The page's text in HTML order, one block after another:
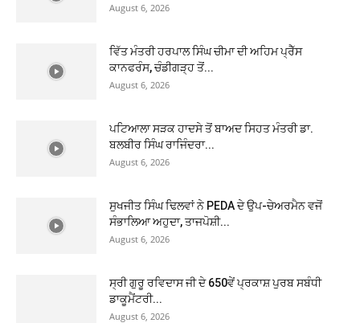
August 6, 2026
ਵਿੱਤ ਮੰਤਰੀ ਹਰਪਾਲ ਸਿੰਘ ਚੀਮਾ ਦੀ ਅਹਿਮ ਪ੍ਰੈੱਸ
ਕਾਨਫਰੰਸ, ਚੰਡੀਗੜ੍ਹ ਤੋਂ...
August 6, 2026
ਪਟਿਆਲਾ ਸੜਕ ਹਾਦਸੇ ਤੋਂ ਬਾਅਦ ਸਿਹਤ ਮੰਤਰੀ ਡਾ.
ਬਲਬੀਰ ਸਿੰਘ ਰਾਜਿੰਦਰਾ...
August 6, 2026
ਸੁਖਜੀਤ ਸਿੰਘ ਢਿਲਵਾਂ ਨੇ PEDA ਦੇ ਉਪ-ਚੇਅਰਮੈਨ ਵਜੋਂ
ਸੰਭਾਲਿਆ ਅਹੁਦਾ, ਤਾਜਪੋਸ਼ੀ...
August 6, 2026
ਸ੍ਰੀ ਗੁਰੂ ਰਵਿਦਾਸ ਜੀ ਦੇ 650ਵੇਂ ਪ੍ਰਕਾਸ਼ ਪੁਰਬ ਸਬੰਧੀ
ਡਾਕੂਮੈਂਟਰੀ...
August 6, 2026